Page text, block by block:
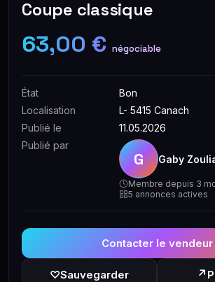
Coupe classique
63,00 € négociable
État
Bon
Localisation
L- 5415 Canach
Publié le
11.05.2026
Publié par
G Gaby
Membre depuis 3
5 annonces actives
Contacter le vendeur
♡Sauvegarder ↗